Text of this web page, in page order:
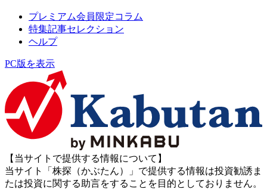
プレミアム会員限定コラム
特集記事セレクション
ヘルプ
PC版を表示
【当サイトで提供する情報について】
当サイト「株探（かぶたん）」で提供する情報は投資勧誘ま
たは投資に関する助言をすることを目的としておりません。